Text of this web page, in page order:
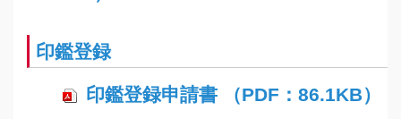
印鑑登録
印鑑登録申請書 （PDF：86.1KB）